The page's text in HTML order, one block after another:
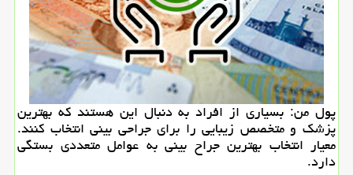
پول من: بسیاری از افراد به دنبال این هستند كه بهترین
پزشك و متخصص زیبایی را برای جراحی بینی انتخاب كنند.
معیار انتخاب بهترین جراح بینی به عوامل متعددی بستگی
دارد.